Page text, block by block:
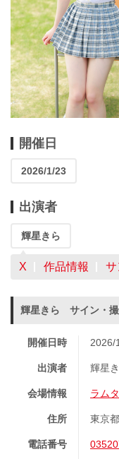
開催日
2026/1/23
出演者
輝星きら
X 作品情報 サ
輝星きら サイン・
開催日時 2026/
出演者 輝星
会場情報 ラム
住所 東京
電話番号